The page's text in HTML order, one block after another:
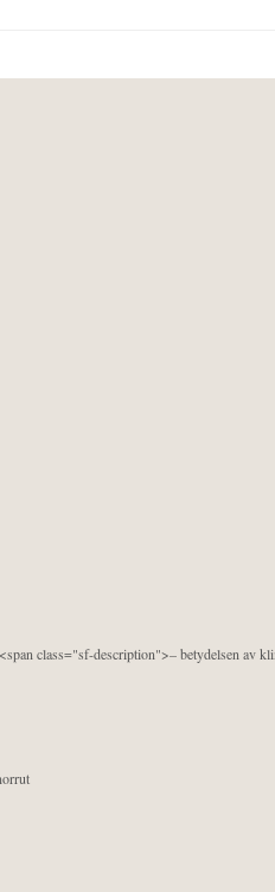
class="sf-description">– betydelsen av